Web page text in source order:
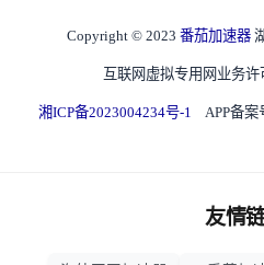
Copyright © 2023 番茄加速器
互联网虚拟专用网业务许
湘ICP备2023004234号-1 APP备案
友情